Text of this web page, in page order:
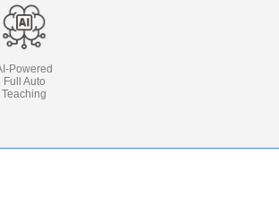
Powered
Full Auto
Teaching